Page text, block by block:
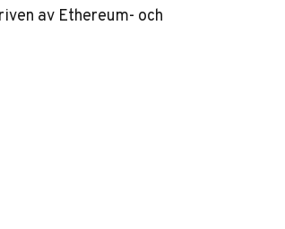
av Ethereum- och